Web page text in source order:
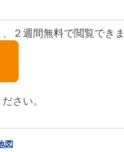
２週間無料で閲覧できま
さい。
図